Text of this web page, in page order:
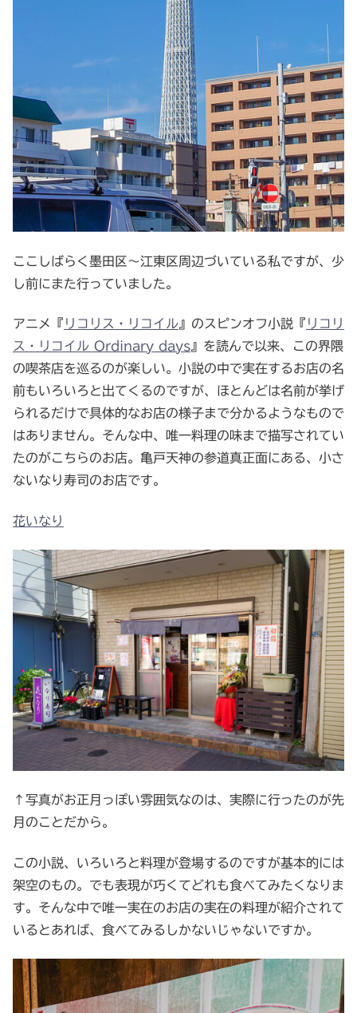
ここしばらく墨田区～江東区周辺づいている私ですが、少
し前にまた行っていました。
アニメ『 リコリス・リコイル 』のスピンオフ小説『 リコリ
ス・リコイル Ordinary days 』を読んで以来、この界隈
の喫茶店を巡るのが楽しい。小説の中で実在するお店の名
前もいろいろと出てくるのですが、ほとんどは名前が挙げ
られるだけで具体的なお店の様子まで分かるようなもので
はありません。そんな中、唯一料理の味まで描写されてい
たのがこちらのお店。亀戸天神の参道真正面にある、小さ
ないなり寿司のお店です。
花いなり
↑写真がお正月っぽい雰囲気なのは、実際に行ったのが先
月のことだから。
この小説、いろいろと料理が登場するのですが基本的には
架空のもの。でも表現が巧くてどれも食べてみたくなりま
す。そんな中で唯一実在のお店の実在の料理が紹介されて
いるとあれば、食べてみるしかないじゃないですか。